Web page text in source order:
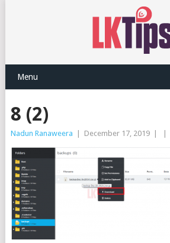
Menu
8 (2)
Nadun Ranaweera December 17, 2019